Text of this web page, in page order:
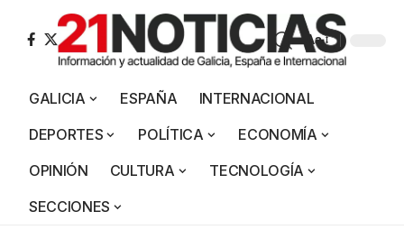
Aa
GALICIA ESPAÑA
INTERNACIONAL
DEPORTES
POLÍTICA
ECONOMÍA
OPINIÓN
CULTURA
TECNOLOGÍA
SECCIONES